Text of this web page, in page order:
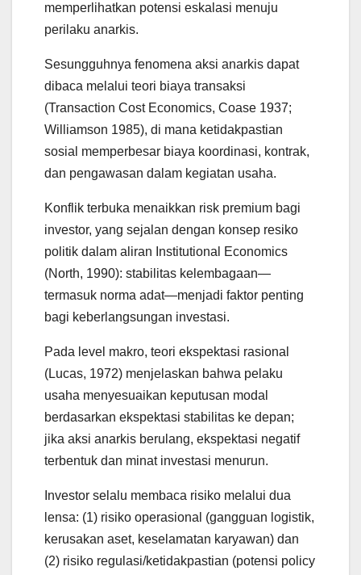
A
p
o
o
e
r
r
memperlihatkan potensi eskalasi menuju
perilaku anarkis.
Sesungguhnya fenomena aksi anarkis dapat
dibaca melalui teori biaya transaksi
(Transaction Cost Economics, Coase 1937;
Williamson 1985), di mana ketidakpastian
sosial memperbesar biaya koordinasi, kontrak,
dan pengawasan dalam kegiatan usaha.
Konflik terbuka menaikkan risk premium bagi
investor, yang sejalan dengan konsep resiko
politik dalam aliran Institutional Economics
(North, 1990): stabilitas kelembagaan—
termasuk norma adat—menjadi faktor penting
bagi keberlangsungan investasi.
Pada level makro, teori ekspektasi rasional
(Lucas, 1972) menjelaskan bahwa pelaku
usaha menyesuaikan keputusan modal
berdasarkan ekspektasi stabilitas ke depan;
jika aksi anarkis berulang, ekspektasi negatif
terbentuk dan minat investasi menurun.
Investor selalu membaca risiko melalui dua
lensa: (1) risiko operasional (gangguan logistik,
kerusakan aset, keselamatan karyawan) dan
(2) risiko regulasi/ketidakpastian (potensi policy